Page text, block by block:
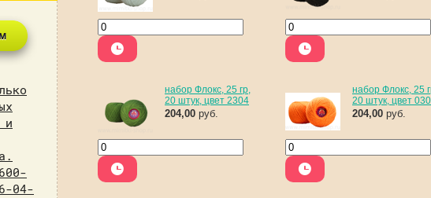
набор Флокс, 25 гр,
20 штук, цвет 2304
204,00 руб.
набор Флокс, 25
20 штук, цвет
204,00 руб.
и
04-